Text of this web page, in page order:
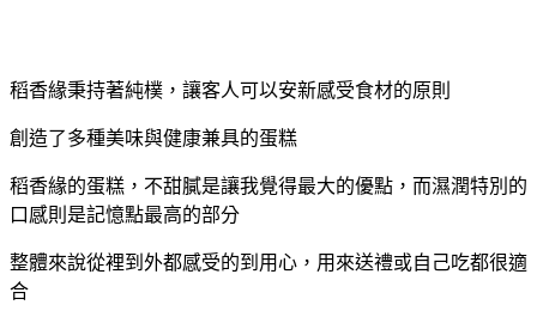
稻香緣秉持著純樸，讓客人可以安新感受食材的原則
創造了多種美味與健康兼具的蛋糕
稻香緣的蛋糕，不甜膩是讓我覺得最大的優點，而濕潤特別的
口感則是記憶點最高的部分
整體來說從裡到外都感受的到用心，用來送禮或自己吃都很適
合